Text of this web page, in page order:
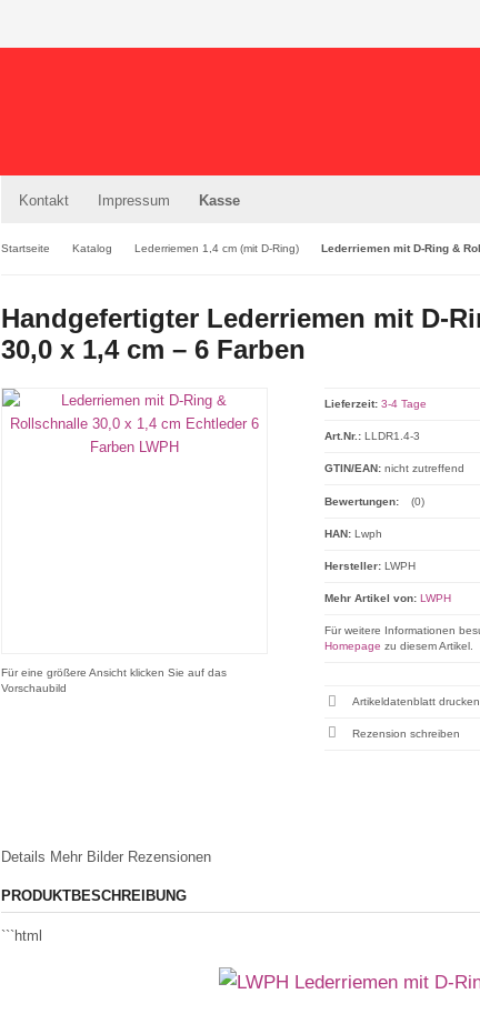
Kontakt Impressum Kasse
Startseite Katalog Lederriemen 1,4 cm (mit D-Ring) Lederriemen mit D-Ring &
Handgefertigter Lederriemen mit D-
30,0 x 1,4 cm – 6 Farben
Für eine größere Ansicht klicken Sie auf das
Vorschaubild
Lieferzeit: 3-4 Tage
Art.Nr.: LLDR1.4-3
GTIN/EAN: nicht zutreffend
Bewertungen: (0)
HAN:Lwph
Hersteller: LWPH
Mehr Artikel von: LWPH
Für weitere Informationen
Homepage zu diesem Artikel.
Artikeldatenblatt drucken
Rezension schreiben
Details Mehr Bilder Rezensionen
PRODUKTBESCHREIBUNG
```html